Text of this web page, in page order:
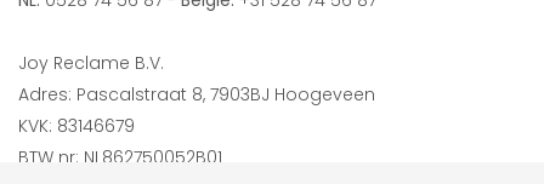
Joy Reclame B.V.
Adres: Pascalstraat 8, 7903BJ Hoogeveen
KVK: 83146679
BTW nr: NL862750052B01